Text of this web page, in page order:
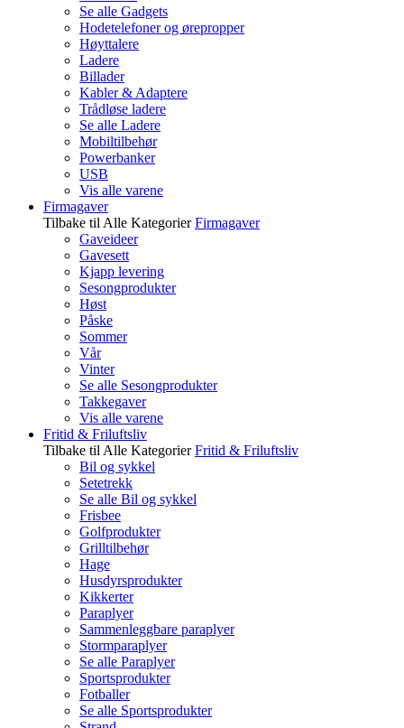
Se alle Gadgets
Hodetelefoner og ørepropper
Høyttalere
Ladere
Billader
Kabler & Adaptere
Trådløse ladere
Se alle Ladere
Mobiltilbehør
Powerbanker
USB
Vis alle varene
Firmagaver
Tilbake til Alle Kategorier Firmagaver
Gaveideer
Gavesett
Kjapp levering
Sesongprodukter
Høst
Påske
Sommer
Vår
Vinter
Se alle Sesongprodukter
Takkegaver
Vis alle varene
Fritid & Friluftsliv
Tilbake til Alle Kategorier Fritid & Friluftsliv
Bil og sykkel
Setetrekk
Se alle Bil og sykkel
Frisbee
Golfprodukter
Grilltilbehør
Hage
Husdyrsprodukter
Kikkerter
Paraplyer
Sammenleggbare paraplyer
Stormparaplyer
Se alle Paraplyer
Sportsprodukter
Fotballer
Se alle Sportsprodukter